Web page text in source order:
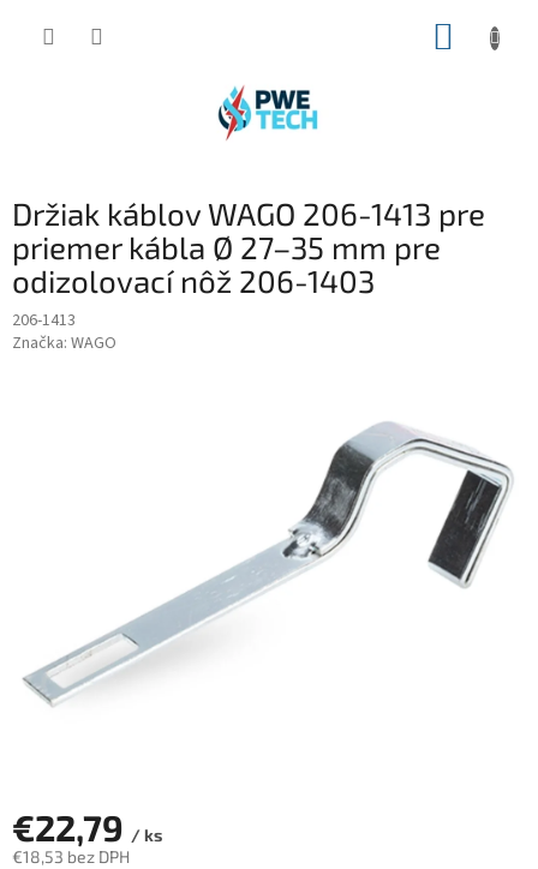
Držiak káblov WAGO 206-1413 pre
priemer kábla Ø 27–35 mm pre
odizolovací nôž 206-1403
206-1413
Značka: WAGO
€22,79 / ks
€18,53 bez DPH